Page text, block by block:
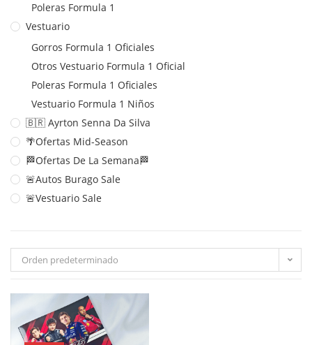
Poleras Formula 1
Vestuario
Gorros Formula 1 Oficiales
Otros Vestuario Formula 1 Oficial
Poleras Formula 1 Oficiales
Vestuario Formula 1 Niños
🇧🇷 Ayrton Senna Da Silva
🌴Ofertas Mid-Season
🏁Ofertas De La Semana🏁
🚨Autos Burago Sale
🚨Vestuario Sale
Orden predeterminado